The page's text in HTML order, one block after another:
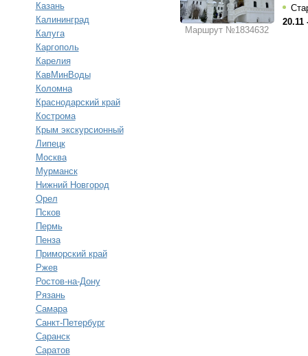
Казань
Калининград
Калуга
Каргополь
Карелия
КавМинВоды
Коломна
Краснодарский край
Кострома
Крым экскурсионный
Липецк
Москва
Мурманск
Нижний Новгород
Орел
Псков
Пермь
Пенза
Приморский край
Ржев
Ростов-на-Дону
Рязань
Самара
Санкт-Петербург
Саранск
Саратов
Маршрут №1834632
20.11